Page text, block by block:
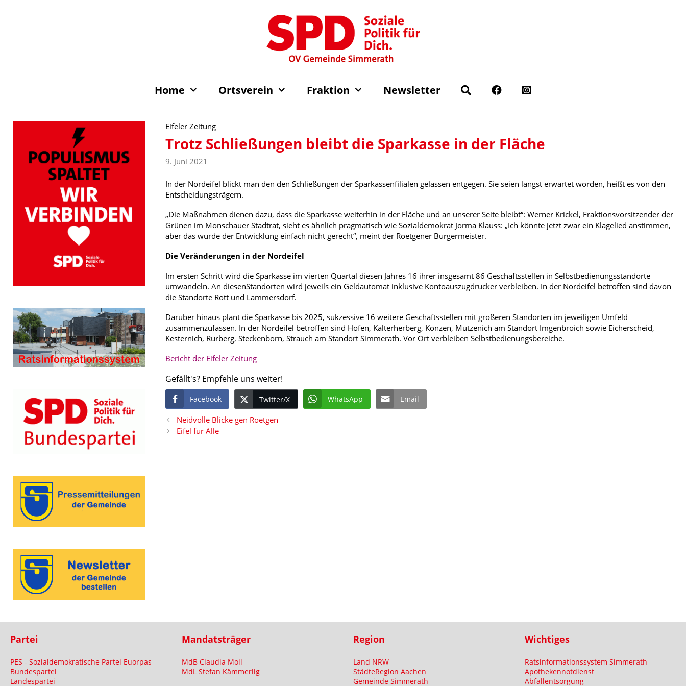
Home Ortsverein Fraktion Newsletter
Eifeler Zeitung
Trotz Schließungen bleibt die Sparkasse in der Fläche
9. Juni 2021
In der Nordeifel blickt man den den Schließungen der Sparkassenfilialen gelassen entgegen. Sie seien längst erwartet worden, heißt es von den
Entscheidungsträgern.
„Die Maßnahmen dienen dazu, dass die Sparkasse weiterhin in der Fläche und an unserer Seite bleibt“: Werner Krickel, Fraktionsvorsitzender der
Grünen im Monschauer Stadtrat, sieht es ähnlich pragmatisch wie Sozialdemokrat Jorma Klauss: „Ich könnte jetzt zwar ein Klagelied anstimmen,
aber das würde der Entwicklung einfach nicht gerecht“, meint der Roetgener Bürgermeister.
Die Veränderungen in der Nordeifel
Im ersten Schritt wird die Sparkasse im vierten Quartal diesen Jahres 16 ihrer insgesamt 86 Geschäftsstellen in Selbstbedienungsstandorte
umwandeln. An diesenStandorten wird jeweils ein Geldautomat inklusive Kontoauszugdrucker verbleiben. In der Nordeifel betroffen sind davon
die Standorte Rott und Lammersdorf.
Darüber hinaus plant die Sparkasse bis 2025, sukzessive 16 weitere Geschäftsstellen mit größeren Standorten im jeweiligen Umfeld
zusammenzufassen. In der Nordeifel betroffen sind Höfen, Kalterherberg, Konzen, Mützenich am Standort Imgenbroich sowie Eicherscheid,
Kesternich, Rurberg, Steckenborn, Strauch am Standort Simmerath. Vor Ort verbleiben Selbstbedienungsbereiche.
Bericht der Eifeler Zeitung
Gefällt's? Empfehle uns weiter!
Facebook Twitter/X WhatsApp Email
Neidvolle Blicke gen Roetgen
Eifel für Alle
Partei
PES - Sozialdemokratische Partei Euorpas
Bundespartei
Landespartei
Mandatsträger
MdB Claudia Moll
MdL Stefan Kämmerlig
Region
Land NRW
StädteRegion Aachen
Gemeinde Simmerath
Wichtiges
Ratsinformationssystem Simmerath
Apothekennotdienst
Abfallentsorgung